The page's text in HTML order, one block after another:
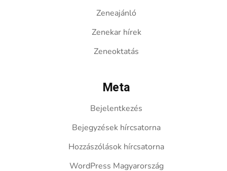
Zeneajánló
Zenekar hírek
Zeneoktatás
Meta
Bejelentkezés
Bejegyzések hírcsatorna
Hozzászólások hírcsatorna
WordPress Magyarország